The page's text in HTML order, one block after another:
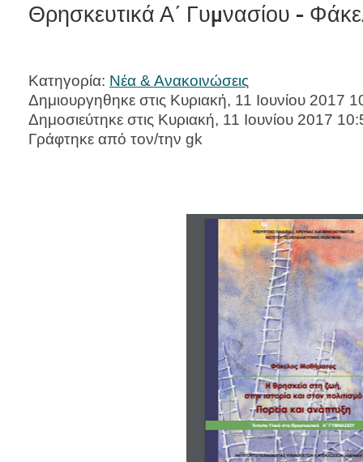
Θρησκευτικά Α΄ Γυμνασίου -
Κατηγορία: Νέα & Ανακοινώσεις
Δημιουργηθηκε στις Κυριακή, 11 Ιουνίου 2017
Δημοσιεύτηκε στις Κυριακή, 11 Ιουνίου 2017
Γράφτηκε από τον/την gk